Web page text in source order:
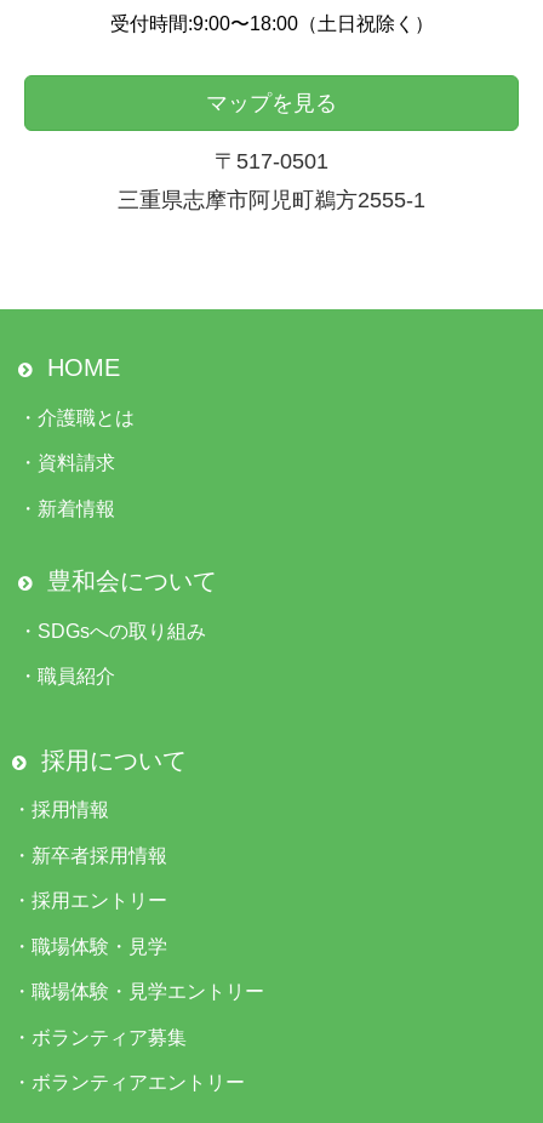
受付時間:9:00〜18:00（土日祝除く）
マップを見る
〒517-0501
三重県志摩市阿児町鵜方2555-1
HOME
・ 介護職とは
・ 資料請求
・ 新着情報
豊和会について
・ SDGsへの取り組み
・ 職員紹介
採用について
・ 採用情報
・ 新卒者採用情報
・ 採用エントリー
・ 職場体験・見学
・ 職場体験・見学エントリー
・ ボランティア募集
・ ボランティアエントリー